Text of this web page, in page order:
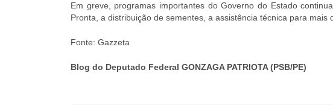
Em greve, programas importantes do Governo do Estado
Pronta, a distribuição de sementes, a assistência técnica para mais
Fonte: Gazzeta
Blog do Deputado Federal GONZAGA PATRIOTA (PSB/PE)